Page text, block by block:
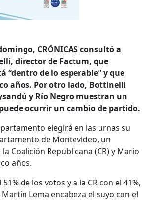
CRÓNICAS consultó a
director de Factum, que
“dentro de lo esperable” y que
años. Por otro lado, Bottinelli
y Río Negro muestran un
ocurrir un cambio de partido.
elegirá en las urnas su
de Montevideo, un
Coalición Republicana (CR) y Mario
años.
de los votos y a la CR con el 41%,
Lema encabeza el suyo con el